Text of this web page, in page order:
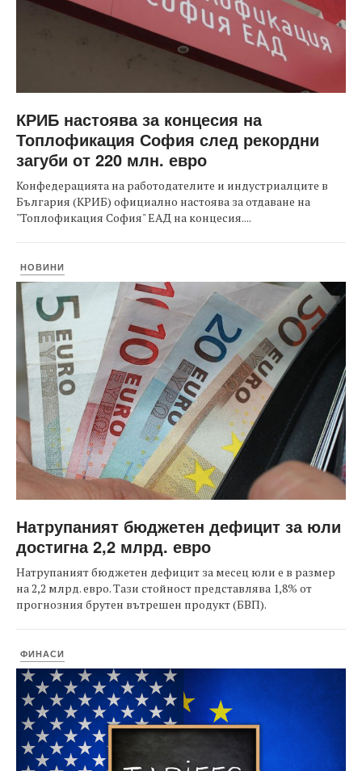
КРИБ настоява за концесия на
Топлофикация София след рекордни
загуби от 220 млн. евро
Конфедерацията на работодателите и индустриалците в
България (КРИБ) официално настоява за отдаване на
"Топлофикация София" ЕАД на концесия....
НОВИНИ
Натрупаният бюджетен дефицит за юли
достигна 2,2 млрд. евро
Натрупаният бюджетен дефицит за месец юли е в размер
на 2,2 млрд. евро. Тази стойност представлява 1,8% от
прогнозния брутен вътрешен продукт (БВП).
ФИНАСИ